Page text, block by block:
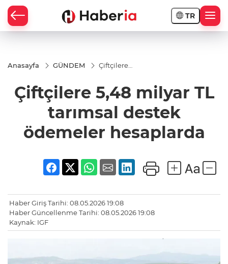
TR
Anasayfa GÜNDEM
Çiftçilere
destek
ödemeler
hesaplarda
Çiftçilere 5,48 milyar TL
tarımsal destek
ödemeler hesaplarda
Haber Giriş Tarihi: 08.05.2026 19:08
Haber Güncellenme Tarihi: 08.05.2026 19:08
Kaynak: IGF